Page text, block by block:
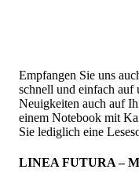
Empfangen Sie uns
schnell und einfach auf
Neuigkeiten auch auf
einem Notebook mit
Sie lediglich eine
LINEA FUTURA –